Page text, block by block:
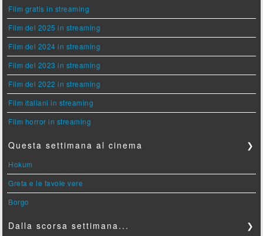
Film gratis in streaming
Film del 2025 in streaming
Film del 2024 in streaming
Film del 2023 in streaming
Film del 2022 in streaming
Film italiani in streaming
Film horror in streaming
Questa settimana al cinema ❯
Hokum
Greta e le favole vere
Borgo
Dalla scorsa settimana... ❯